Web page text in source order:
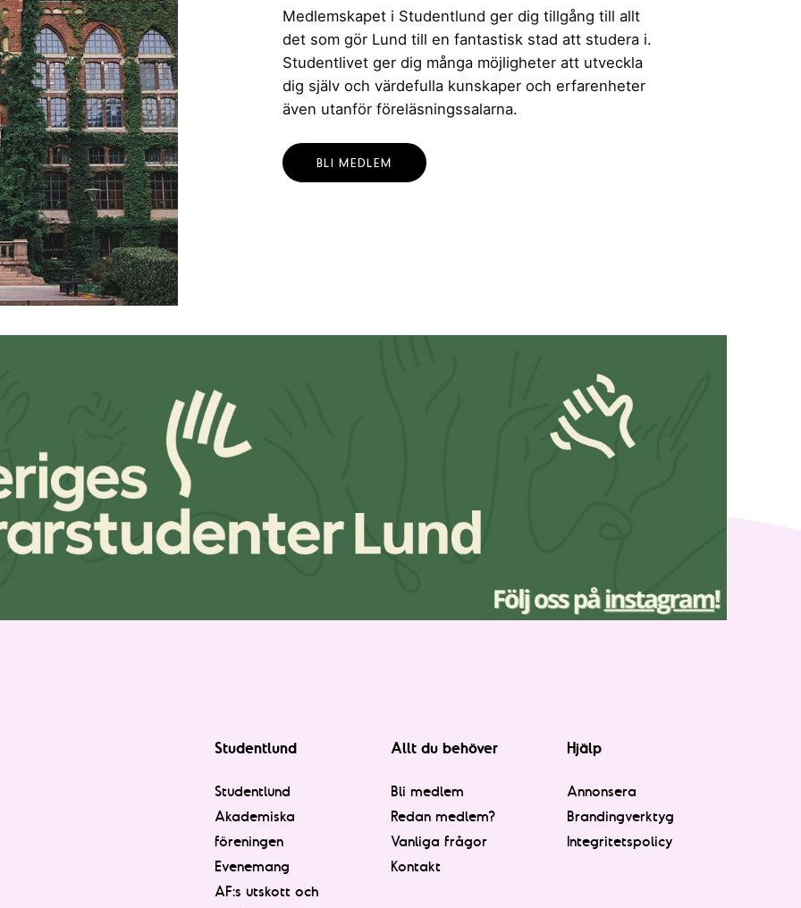
Medlemskapet i Studentlund ger dig tillgång till allt
det som gör Lund till en fantastisk stad att studera i.
Studentlivet ger dig många möjligheter att utveckla
dig själv och värdefulla kunskaper och erfarenheter
även utanför föreläsningssalarna.
BLI MEDLEM
Studentlund
Studentlund
Akademiska
föreningen
Evenemang
AF:s utskott och
Allt du behöver
Bli medlem
Redan medlem?
Vanliga frågor
Kontakt
Hjälp
Annonsera
Brandingverktyg
Integritetspolicy